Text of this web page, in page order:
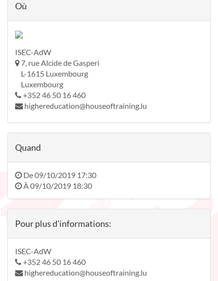
Où
ISEC-AdW
7, rue Alcide de Gasperi
L-1615 Luxembourg
Luxembourg
+352 46 50 16 460
highereducation@houseoftraining.lu
Quand
De09/10/2019 17:30
À09/10/2019 18:30
Pour plus d'informations:
ISEC-AdW
+352 46 50 16 460
highereducation@houseoftraining.lu